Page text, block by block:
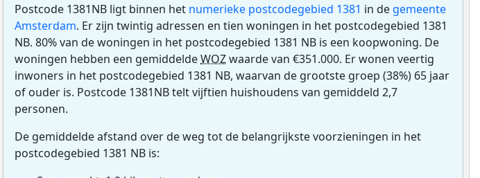
Postcode 1381NB ligt binnen het numerieke postcodegebied 1381 in de gemeente
Amsterdam. Er zijn twintig adressen en tien woningen in het postcodegebied 1381
NB. 80% van de woningen in het postcodegebied 1381 NB is een koopwoning. De
woningen hebben een gemiddeldeWOZwaarde van €351.000. Er wonen veertig
inwoners in het postcodegebied 1381 NB, waarvan de grootste groep (38%) 65 jaar
of ouder is. Postcode 1381NB telt vijftien huishoudens van gemiddeld 2,7
personen.
De gemiddelde afstand over de weg tot de belangrijkste voorzieningen in het
postcodegebied 1381 NB is: